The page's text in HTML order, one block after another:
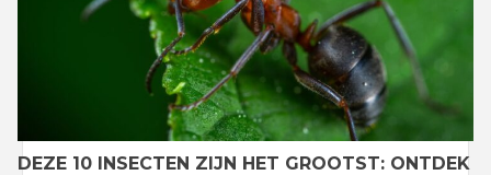
DEZE 10 INSECTEN ZIJN HET GROOTST: ONTDEK